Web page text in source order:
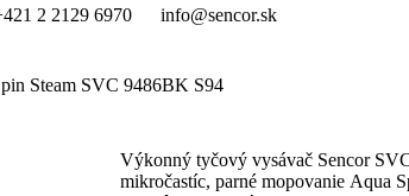
2 2129 6970 info@sencor.sk
Steam SVC 9486BK S94
Výkonný tyčový vysávač Sencor SVC
mikročastíc, parné mopovanie Aqua Spin Steam a UV-C